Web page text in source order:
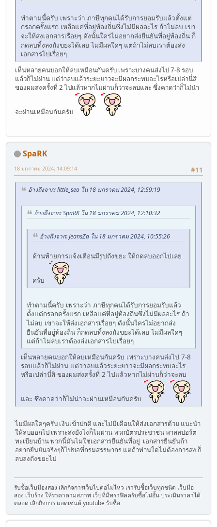
ทำตามนี้ครับ เพราะว่า ภาษีทุกคนได้รับการยอมรับแล้วตั้งแต่
กรอกครั้งแรก เหลือแค่ที่อยู่ท้องถิ่นซึ่งไม่มีผลอะไร ถ้าไม่ลบ เขา
จะให้ส่งเอกสารเรื่อยๆ ดังนั้นใครไม่อยากส่งยืนยันที่อยู่ท้องถิ่น ก็
กดลบทิ้งลงถังขยะได้เลย ไม่มีผลใดๆ แต่ถ้าไม่ลบเราต้องส่ง
เอกสารไปเรื่อยๆ
เห็นหลายคนบอกให้ลบเหมือนกันครับ เพราะบางคนส่งไป 7-8 รอบ
แล้วก็ไม่ผ่าน แต่ว่าลบแล้วระยะยาวจะมีผลกระทบอะไรหรือเปล่านี่สิ
ของผมส่งครั้งที่ 2 ไปแล้วหากไม่ผ่านก็ว่าจะลบและ ซึ่งคาดว่าก็ไม่น่า
จะผ่านเหมือนกันครับ
SpaRK
#11
18 มกราคม 2024, 14:09:14
อ้างถึงจาก: little_seo ใน 18 มกราคม 2024, 12:59:19
อ้างถึงจาก: SpaRK ใน 18 มกราคม 2024, 12:10:32
อ้างถึงจาก: JeansZa ใน 18 มกราคม 2024, 10:55:26
ด้านท้ายการแจ้งเตือนมีรูปถังขยะ ให้กดลบออกไปเลย
ครับ
ทำตามนี้ครับ เพราะว่า ภาษีทุกคนได้รับการยอมรับแล้ว
ตั้งแต่กรอกครั้งแรก เหลือแค่ที่อยู่ท้องถิ่นซึ่งไม่มีผลอะไร ถ้า
ไม่ลบ เขาจะให้ส่งเอกสารเรื่อยๆ ดังนั้นใครไม่อยากส่ง
ยืนยันที่อยู่ท้องถิ่น ก็กดลบทิ้งลงถังขยะได้เลย ไม่มีผลใดๆ
แต่ถ้าไม่ลบเราต้องส่งเอกสารไปเรื่อยๆ
เห็นหลายคนบอกให้ลบเหมือนกันครับ เพราะบางคนส่งไป 7-8
รอบแล้วก็ไม่ผ่าน แต่ว่าลบแล้วระยะยาวจะมีผลกระทบอะไร
หรือเปล่านี่สิ ของผมส่งครั้งที่ 2 ไปแล้วหากไม่ผ่านก็ว่าจะลบ
และ ซึ่งคาดว่าก็ไม่น่าจะผ่านเหมือนกันครับ
ไม่มีผลใดๆครับ เงินเข้าปกติ และไม่มีเตือนให้ส่งเอกสารด้วย แนะนำ
ให้ลบออกไป เพราะส่งยังไงก็ไม่ผ่าน พวกบัตรประชาชน พาสสปอร์ต
ทะเบียนบ้าน พวกนี้มันไม่ใช่เอกสารยืนยันที่อยู่ เอกสารยืนยันถ้า
อยากยืนยันจริงๆก็ไปขอที่กรมสรรพากร แต่ถ้าท่านใดไม่ต้องการส่ง ก็
ลบลงถังขยะไป
รับซื้อเว็บมืองสอง เลิกกิจการเว็บไปต่อไม่ไหว เรารับซื้อเว็บทุกชนิด เว็บมือ
สอง เว็บร้าง ให้ราคาตามสภาพ เว็บที่มีทราฟิคครับซื้อไม่อั้น ประเมินราคาได้
ตลอด เลิกกิจการ แอดเซนต์ youtube รับซื้อ